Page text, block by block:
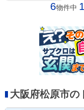
6物件中
大阪府松原市の